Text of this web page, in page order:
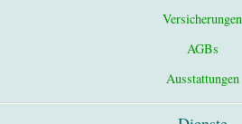
Versicherungen
AGBs
Ausstattungen